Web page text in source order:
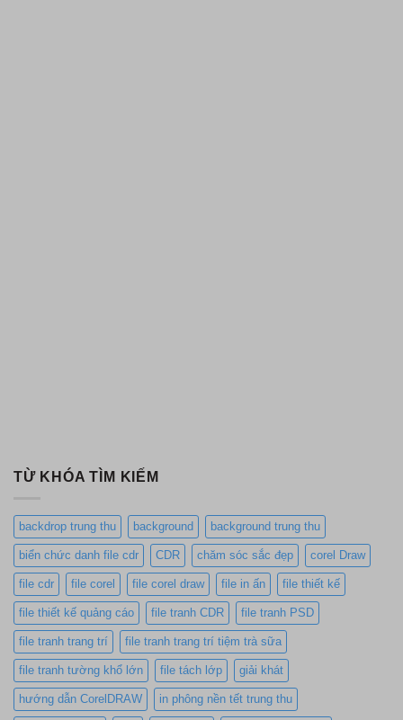
TỪ KHÓA TÌM KIẾM
backdrop trung thu background background trung thu
biển chức danh file cdr CDR chăm sóc sắc đẹp corel Draw
file cdr file corel file corel draw file in ấn file thiết kế
file thiết kế quảng cáo file tranh CDR file tranh PSD
file tranh trang trí file tranh trang trí tiệm trà sữa
file tranh tường khổ lớn file tách lớp giải khát
hướng dẫn CorelDRAW in phông nền tết trung thu